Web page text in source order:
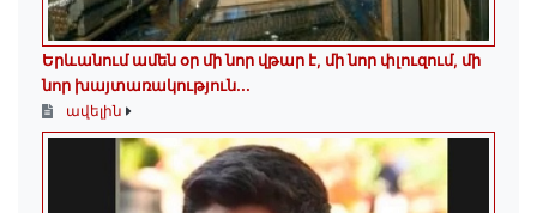
Երևանում ամեն օր մի նոր վթար է, մի նոր փլուզում, մի
նոր խայտառակություն...
ավելին